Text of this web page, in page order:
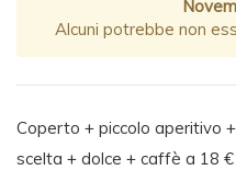
Alcuni potrebbe non
Coperto + piccolo aperitivo
scelta + dolce + caffè a 18 €